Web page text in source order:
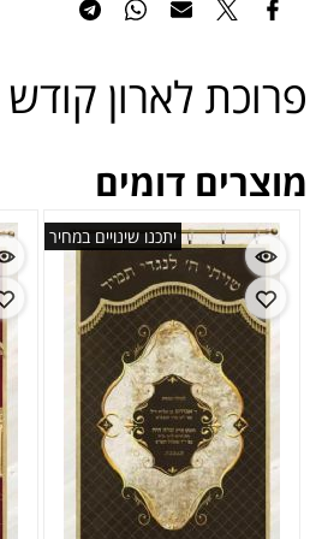
פרוכת לארון
מוצרים דומים
יתכנו שינויים במחיר